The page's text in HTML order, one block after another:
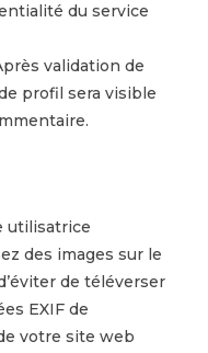
du service
validation de
profil sera visible
utilisatrice
des images sur le
de téléverser
EXIF de
votre site web